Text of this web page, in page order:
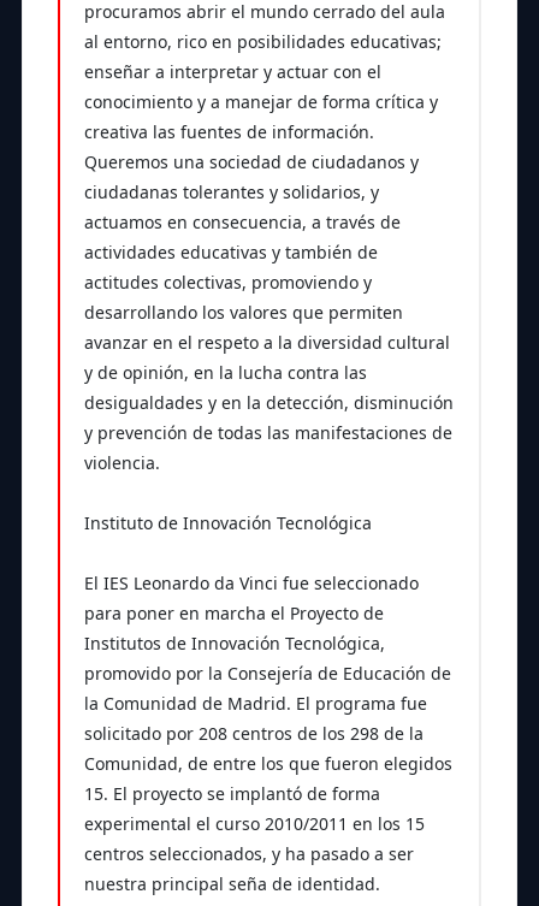
procuramos abrir el mundo cerrado del aula
al entorno, rico en posibilidades educativas;
enseñar a interpretar y actuar con el
conocimiento y a manejar de forma crítica y
creativa las fuentes de información.
Queremos una sociedad de ciudadanos y
ciudadanas tolerantes y solidarios, y
actuamos en consecuencia, a través de
actividades educativas y también de
actitudes colectivas, promoviendo y
desarrollando los valores que permiten
avanzar en el respeto a la diversidad cultural
y de opinión, en la lucha contra las
desigualdades y en la detección, disminución
y prevención de todas las manifestaciones de
violencia.
Instituto de Innovación Tecnológica
El IES Leonardo da Vinci fue seleccionado
para poner en marcha el Proyecto de
Institutos de Innovación Tecnológica,
promovido por la Consejería de Educación de
la Comunidad de Madrid. El programa fue
solicitado por 208 centros de los 298 de la
Comunidad, de entre los que fueron elegidos
15. El proyecto se implantó de forma
experimental el curso 2010/2011 en los 15
centros seleccionados, y ha pasado a ser
nuestra principal seña de identidad.